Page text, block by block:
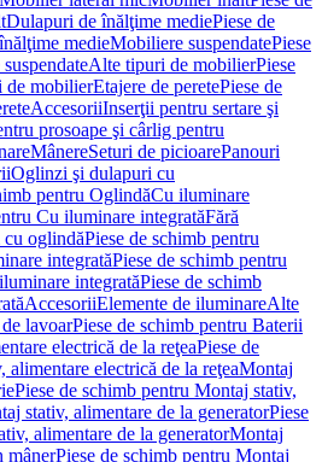
Dulapuri de înălţime mediePiese de
medieMobiliere suspendatePiese
Alte tipuri de mobilierPiese
de mobilierEtajere de peretePiese de
AccesoriiInserţii pentru sertare şi
prosoape şi cârlig pentru
MânereSeturi de picioarePanouri
Oglinzi şi dulapuri cu
pentru OglindăCu iluminare
Cu iluminare integratăFără
oglindăPiese de schimb pentru
integratăPiese de schimb pentru
integratăPiese de schimb
AccesoriiElemente de iluminareAlte
lavoarPiese de schimb pentru Baterii
electrică de la reţeaPiese de
electrică de la reţeaMontaj
Piese de schimb pentru Montaj stativ,
stativ, alimentare de la generatorPiese
alimentare de la generatorMontaj
mânerPiese de schimb pentru Montaj